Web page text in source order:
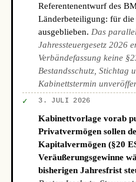
Referentenentwurf des
Länderbeteiligung: für
ausgeblieben. Das
Jahressteuergesetz 2026
Verbändefassung keine
Bestandsschutz, Stichtag
Kabinettstermin
✓ 3. JULI 2026
Kabinettvorlage vorab
Privatvermögen sollen
Kapitalvermögen (§20
Veräußerungsgewinne
bisherigen Jahresfrist